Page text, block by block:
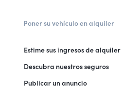
Poner su vehículo en alquiler
Estime sus ingresos de alquiler
Descubra nuestros seguros
Publicar un anuncio